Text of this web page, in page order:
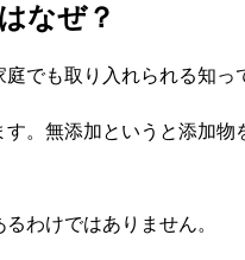
なぜ？
でも取り入れられる知っ
。無添加というと添加
わけではありません。